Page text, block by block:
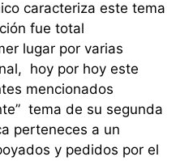
caracteriza este tema
fue total
lugar por varias
hoy por hoy este
mencionados
tema de su segunda
perteneces a un
y pedidos por el